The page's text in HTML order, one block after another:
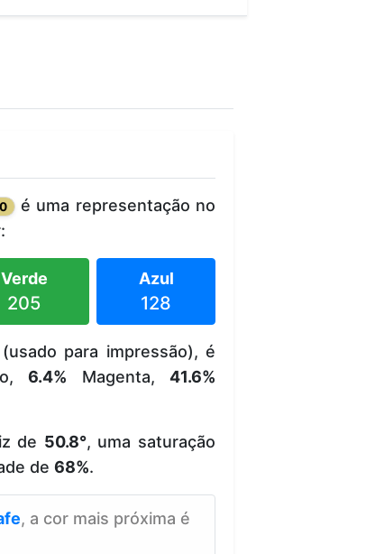
é uma representação no
Verde
205
Azul
128
para impressão), é
6.4% Magenta, 41.6%
de 50.8°, uma saturação
de 68%.
, a cor mais próxima é